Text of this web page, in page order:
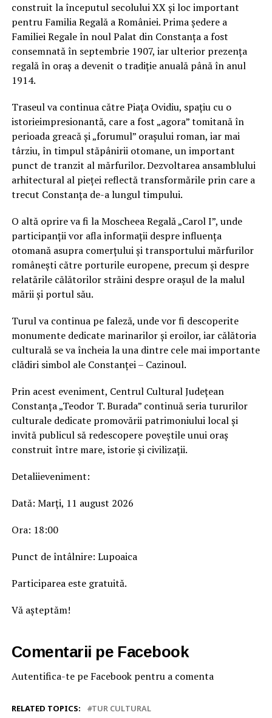
construit la începutul secolului XX și loc important
pentru Familia Regală a României. Prima ședere a
Familiei Regale în noul Palat din Constanța a fost
consemnată în septembrie 1907, iar ulterior prezența
regală în oraș a devenit o tradiție anuală până în anul
1914.
Traseul va continua către Piața Ovidiu, spațiu cu o
istorieimpresionantă, care a fost „agora” tomitană în
perioada greacă și „forumul” orașului roman, iar mai
târziu, în timpul stăpânirii otomane, un important
punct de tranzit al mărfurilor. Dezvoltarea ansamblului
arhitectural al pieței reflectă transformările prin care a
trecut Constanța de-a lungul timpului.
O altă oprire va fi la Moscheea Regală „Carol I”, unde
participanții vor afla informații despre influența
otomană asupra comerțului și transportului mărfurilor
românești către porturile europene, precum și despre
relatările călătorilor străini despre orașul de la malul
mării și portul său.
Turul va continua pe faleză, unde vor fi descoperite
monumente dedicate marinarilor și eroilor, iar călătoria
culturală se va încheia la una dintre cele mai importante
clădiri simbol ale Constanței – Cazinoul.
Prin acest eveniment, Centrul Cultural Județean
Constanța „Teodor T. Burada” continuă seria tururilor
culturale dedicate promovării patrimoniului local și
invită publicul să redescopere poveștile unui oraș
construit între mare, istorie și civilizații.
Detaliieveniment:
Dată: Marți, 11 august 2026
Ora: 18:00
Punct de întâlnire: Lupoaica
Participarea este gratuită.
Vă așteptăm!
Comentarii pe Facebook
Autentifica-te pe Facebook pentru a comenta
RELATED TOPICS: TUR CULTURAL